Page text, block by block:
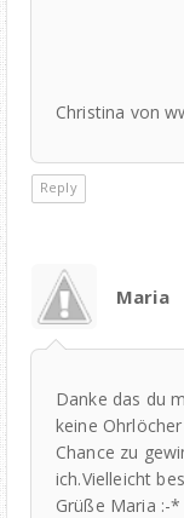
Christina von
Reply
Maria
Danke das du
keine
Chance zu
ich.Vielleicht
Grüße Maria :-*